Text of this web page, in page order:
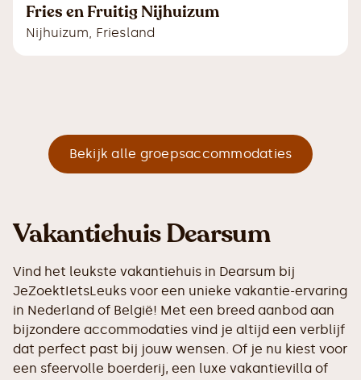
Fries en Fruitig Nijhuizum
Nijhuizum, Friesland
Bekijk alle groepsaccommodaties
Vakantiehuis Dearsum
Vind het leukste vakantiehuis in Dearsum bij
JeZoektIetsLeuks voor een unieke vakantie-ervaring
in Nederland of België! Met een breed aanbod aan
bijzondere accommodaties vind je altijd een verblijf
dat perfect past bij jouw wensen. Of je nu kiest voor
een sfeervolle boerderij, een luxe vakantievilla of